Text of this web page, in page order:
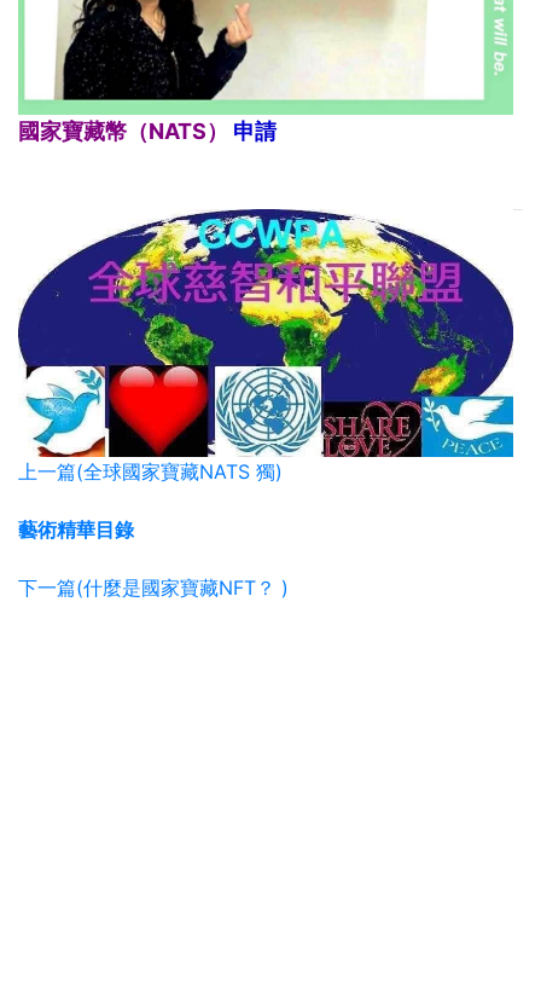
國家寶藏幣（NATS） 申請
上一篇(全球國家寶藏NATS 獨)
藝術精華目錄
下一篇(什麼是國家寶藏NFT？ )